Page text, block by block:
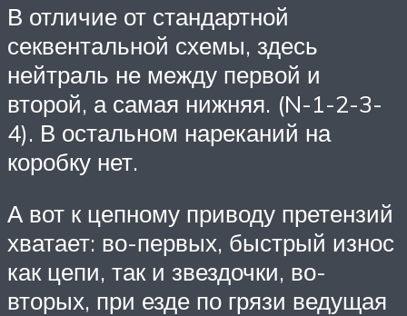
В отличие от стандартной
секвентальной схемы, здесь
нейтраль не между первой и
второй, а самая нижняя. (N-1-2-3-
4). В остальном нареканий на
коробку нет.
А вот к цепному приводу претензий
хватает: во-первых, быстрый износ
как цепи, так и звездочки, во-
вторых, при езде по грязи ведущая